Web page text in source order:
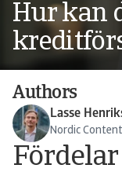
Hur kan
Authors
Lasse
Nordic